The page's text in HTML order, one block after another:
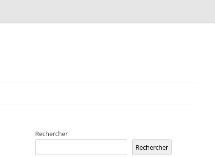
Rechercher
Rechercher